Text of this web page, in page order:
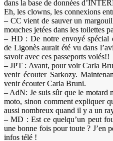
dans la base de données
Eh, les clowns, les connexions
– CC vient de sauver un
mouches jetées dans les toilettes
– HD : De notre envoyé
de Ligonès aurait été vu dans
savoir avec ces passeports volés!!
– JPT : Avant, pour voir Carla
venir écouter Sarkozy.
venir écouter Carla Bruni.
– AdN: Je suis sûr que le motard
moto, sinon comment expliquer
aussi nombreux quand il y a un
– MD : Est ce quelqu’un peut
une bonne fois pour toute ? J’en
infos télé !